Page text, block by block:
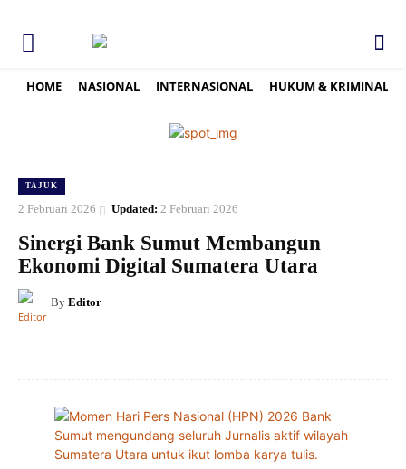
HOME NASIONAL INTERNASIONAL HUKUM & KRIMINAL
TAJUK
2 Februari 2026 Updated: 2 Februari 2026
Sinergi Bank Sumut Membangun
Ekonomi Digital Sumatera Utara
By Editor